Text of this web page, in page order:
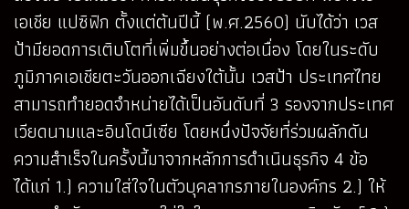
เอเชีย แปซิฟิก ตั้งแต่ต้นปีนี้ (พ.ศ.2560) นับได้ว่า เวส
ป้ามียอดการเติบโตที่เพิ่มขึ้นอย่างต่อเนื่อง โดยในระดับ
ภูมิภาคเอเชียตะวันออกเฉียงใต้นั้น เวสป้า ประเทศไทย
สามารถทำยอดจำหน่ายได้เป็นอันดับที่ 3 รองจากประเทศ
เวียดนามและอินโดนีเซีย โดยหนึ่งปัจจัยที่ร่วมผลักดัน
ความสำเร็จในครั้งนี้มาจากหลักการดำเนินธุรกิจ 4 ข้อ
ได้แก่ 1.) ความใส่ใจในตัวบุคลากรภายในองค์กร 2.) ให้